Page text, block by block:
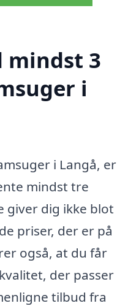
3
i
i Langå, er
mindst tre
giver dig ikke blot
priser, der er på
også, at du får
der passer
tilbud fra